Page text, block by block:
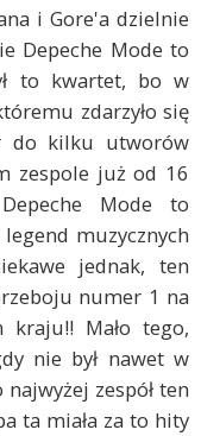
i Gore'a dzielnie
Depeche Mode to
to kwartet, bo w
zdarzyło się
do kilku utworów
zespole już od 16
Mode to
muzycznych
jednak, ten
numer 1 na
Mało tego,
nie był nawet w
zespół ten
ta miała za to hity